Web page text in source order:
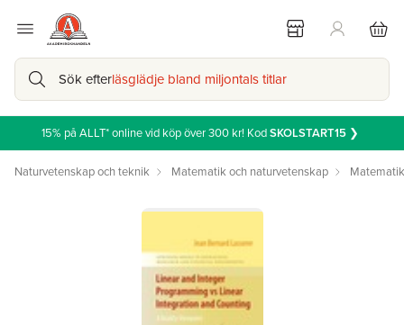
Sök efterläsglädje bland miljontals titlar
15% på ALLT* online vid köp över 300 kr! KodSKOLSTART15 ❯
Naturvetenskap och teknik Matematik och naturvetenskap Matematik